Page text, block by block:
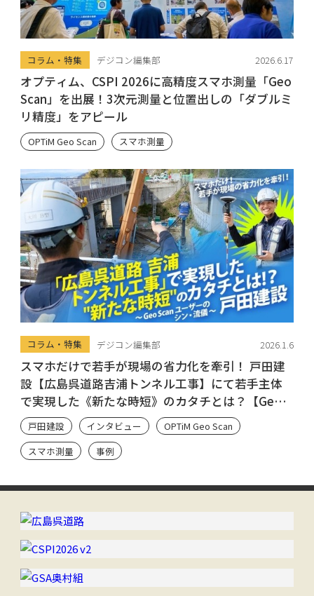
コラム・特集 デジコン編集部 2026.6.17
オプティム、CSPI 2026に高精度スマホ測量「Geo
Scan」を出展！3次元測量と位置出しの「ダブルミ
リ精度」をアピール
OPTiM Geo Scan スマホ測量
コラム・特集 デジコン編集部 2026.1.6
スマホだけで若手が現場の省力化を牽引！ 戸田建
設【広島呉道路吉浦トンネル工事】にて若手主体
で実現した《新たな時短》のカタチとは？【Geo
Scan ユーザーのシン・流儀】
戸田建設 インタビュー
OPTiM Geo Scan
スマホ測量
事例